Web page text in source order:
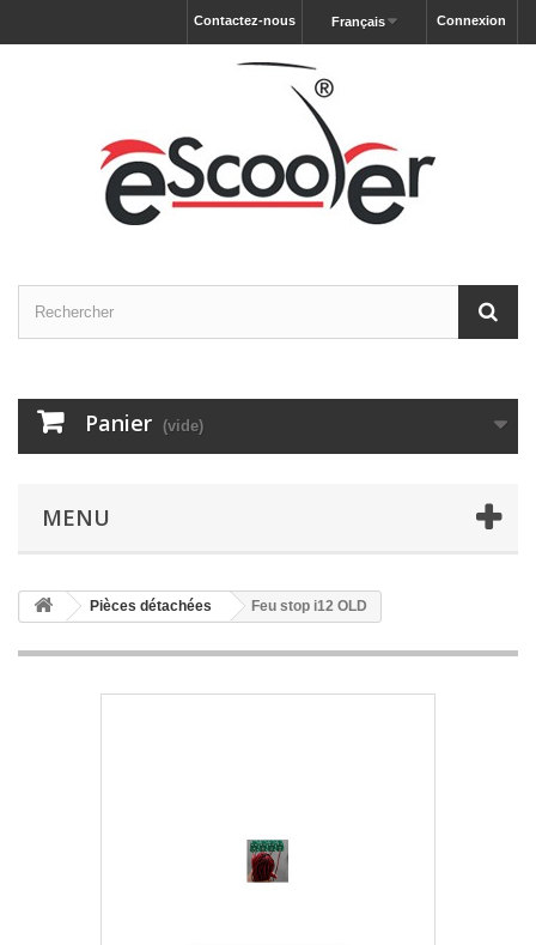
Connexion
Français
Contactez-nous
Panier (vide)
MENU
Pièces détachées Feu stop i12 OLD